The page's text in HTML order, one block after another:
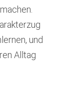
und
Alltag